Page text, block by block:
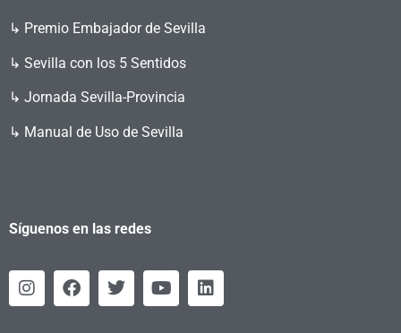
↳ Premio Embajador de Sevilla
↳ Sevilla con los 5 Sentidos
↳ Jornada Sevilla-Provincia
↳ Manual de Uso de Sevilla
Síguenos en las redes